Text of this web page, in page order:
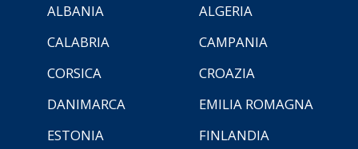
ALBANIA
ALGERIA
CALABRIA
CAMPANIA
CORSICA
CROAZIA
DANIMARCA
EMILIA ROMAGNA
ESTONIA
FINLANDIA